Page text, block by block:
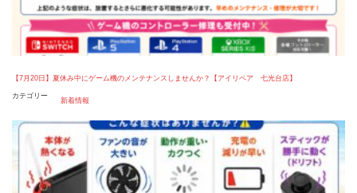
【7月20日】夏休み中にゲーム機のメンテナンスしませんか？【アイリペア 七光台店】
カテゴリー
新着情報